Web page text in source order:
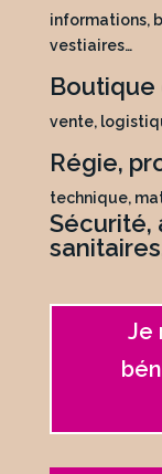
informations,
vestiaires…
vente,
Régie,
technique,
Sécurité,
Je